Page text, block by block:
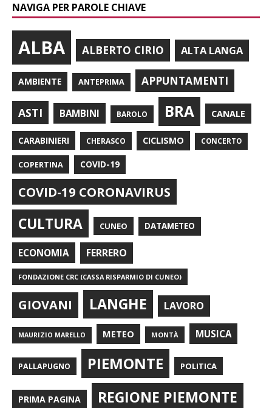
NAVIGA PER PAROLE CHIAVE
ALBA ALBERTO CIRIO ALTA LANGA
AMBIENTE ANTEPRIMA APPUNTAMENTI
ASTI BAMBINI BAROLO BRA CANALE
CARABINIERI CHERASCO CICLISMO CONCERTO
COPERTINA COVID-19
COVID-19 CORONAVIRUS
CULTURA CUNEO DATAMETEO
ECONOMIA FERRERO
FONDAZIONE CRC (CASSA RISPARMIO DI CUNEO)
GIOVANI LANGHE LAVORO
MAURIZIO MARELLO METEO MONTÀ MUSICA
PALLAPUGNO PIEMONTE POLITICA
PRIMA PAGINA REGIONE PIEMONTE